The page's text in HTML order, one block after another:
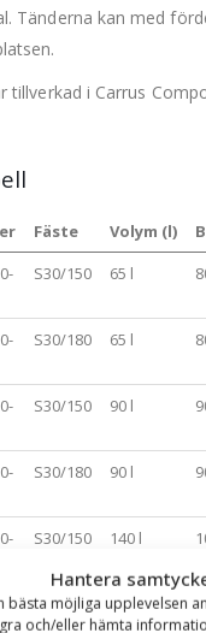
Hantera
bästa möjliga upplevelsen
och/eller hämta
Tänderna kan med
tillverkad i Carrus
Fäste Volym (l)
S30/150 65 l
S30/180 65 l
S30/150 90 l
S30/180 90 l
S30/150 140 l
S30/180 140 l